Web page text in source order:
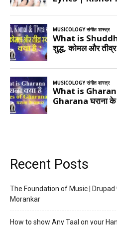
Recent Posts
The Foundation of Music | Drupad
Morankar
How to show Any Taal on your Hand